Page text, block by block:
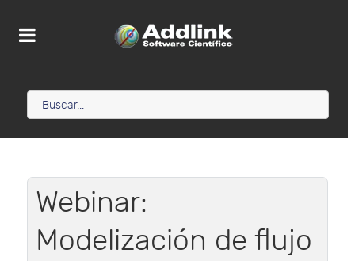
Webinar:
Modelización de flujo